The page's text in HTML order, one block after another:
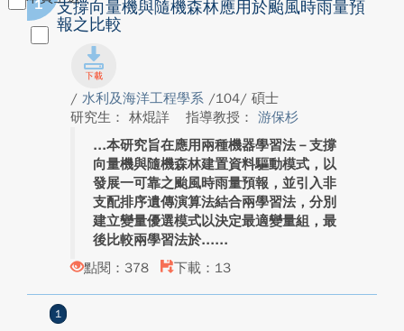
1
支撐向量機與隨機森林應用於颱風時雨量預
報之比較
/ 水利及海洋工程學系 /104/ 碩士
研究生： 林焜詳
指導教授： 游保杉
本研究旨在應用兩種機器學習法－支撐
向量機與隨機森林建置資料驅動模式，以
發展一可靠之颱風時雨量預報，並引入非
支配排序遺傳演算法結合兩學習法，分別
建立變量優選模式以決定最適變量組，最
後比較兩學習法於...
點閱：378
下載：13
1